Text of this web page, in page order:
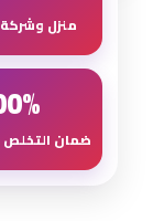
منزل وشركة
ضمان